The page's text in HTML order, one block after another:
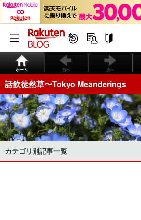
ホーム 前へ 次へ
話飲徒然草〜Tokyo Meanderings
カテゴリ別記事一覧